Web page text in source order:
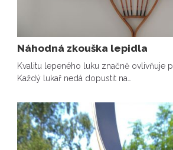
Náhodná zkouška lepidla
Kvalitu lepeného luku značně ovlivňuje
Každý lukař nedá dopustit na…